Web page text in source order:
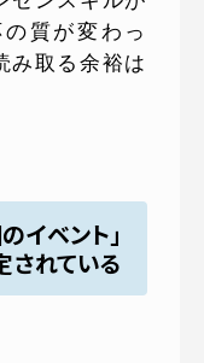
質が変わっ
み取る余裕は
イベント」
されている